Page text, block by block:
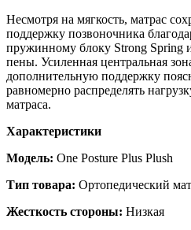
Несмотря на мягкость, матрас
поддержку позвоночника
пружинному блоку Strong Spring
пены. Усиленная центральная
дополнительную поддержку
равномерно распределять
матраса.
Характеристики
Модель: One Posture Plus Plush
Тип товара: Ортопедический
Жесткость стороны: Низкая